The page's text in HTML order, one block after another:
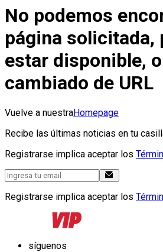
No podemos
página solicitada,
estar disponible,
cambiado de URL
Vuelve a nuestraHomepage
Recibe las últimas noticias en tu
Registrarse implica aceptar los
Registrarse implica aceptar los
síguenos